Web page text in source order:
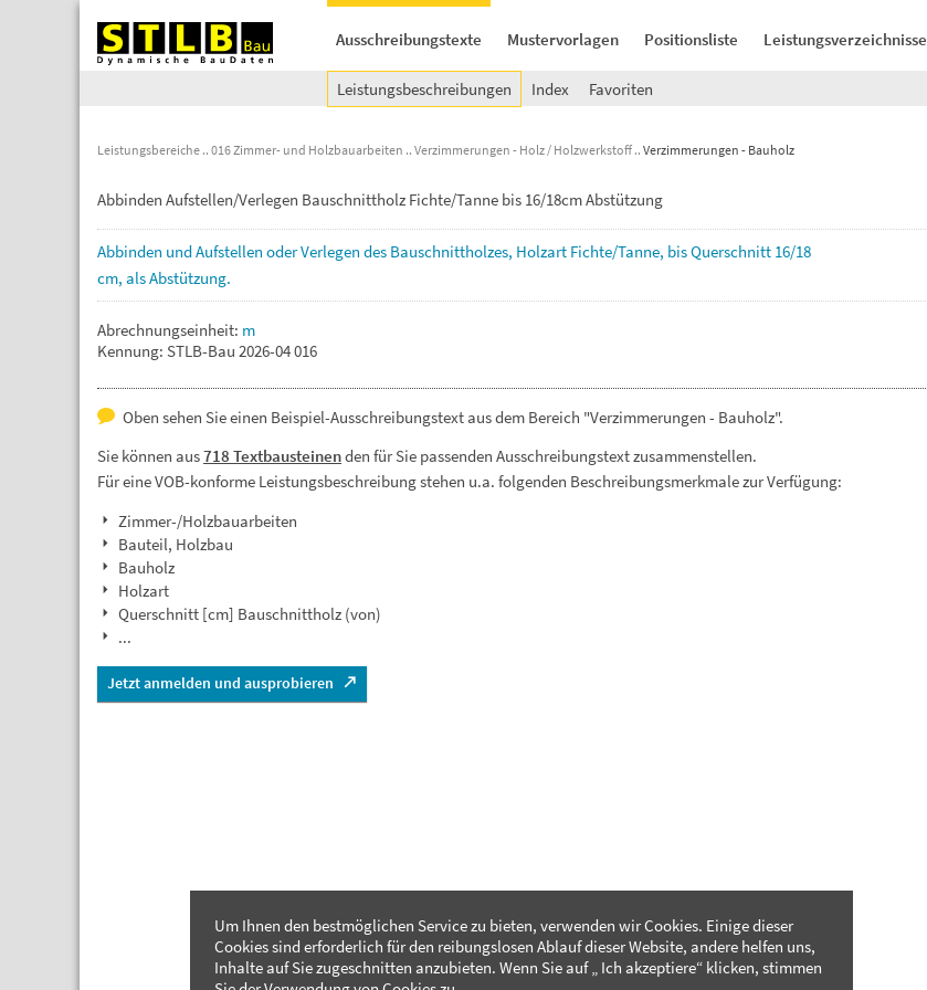
Ausschreibungstexte Mustervorlagen Positionsliste Leistungsverzeichnisse
Leistungsbeschreibungen Index Favoriten
Leistungsbereiche 016 Zimmer- und Holzbauarbeiten Verzimmerungen - Holz / Holzwerkstoff Verzimmerungen - Bauholz
Abbinden Aufstellen/Verlegen Bauschnittholz Fichte/Tanne bis 16/18cm Abstützung
Abbinden undAufstellen oderVerlegen des Bauschnittholzes, Holzart Fichte/Tanne, bisQuerschnitt 16/18
cm, alsAbstützung.
Abrechnungseinheit: m
Kennung: STLB-Bau 2026-04 016
Oben sehen Sie einen Beispiel-Ausschreibungstext aus dem Bereich "Verzimmerungen - Bauholz".
Sie können aus718 Textbausteinenden für Sie passenden Ausschreibungstext zusammenstellen.
Für eine VOB-konforme Leistungsbeschreibung stehen u.a. folgenden Beschreibungsmerkmale zur Verfügung:
Zimmer-/Holzbauarbeiten
Bauteil, Holzbau
Bauholz
Holzart
Querschnitt [cm] Bauschnittholz (von)
...
Jetzt anmelden und ausprobieren
Um Ihnen den bestmöglichen Service zu bieten, verwenden wir Cookies. Einige dieser
Cookies sind erforderlich für den reibungslosen Ablauf dieser Website, andere helfen uns,
Inhalte auf Sie zugeschnitten anzubieten. Wenn Sie auf „ Ich akzeptiere“ klicken, stimmen